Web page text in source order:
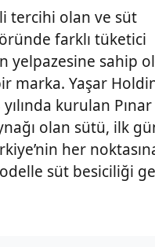
tercihi olan ve süt
farklı tüketici
yelpazesine sahip
marka. Yaşar
kurulan Pınar
olan sütü, ilk
her
süt besiciliği